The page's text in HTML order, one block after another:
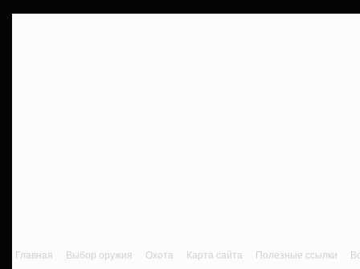
Главная Выбор оружия Охота Карта сайта Полезные ссылки